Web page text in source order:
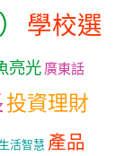
學校選
亮光 廣東話
投資理財
活智慧 產品